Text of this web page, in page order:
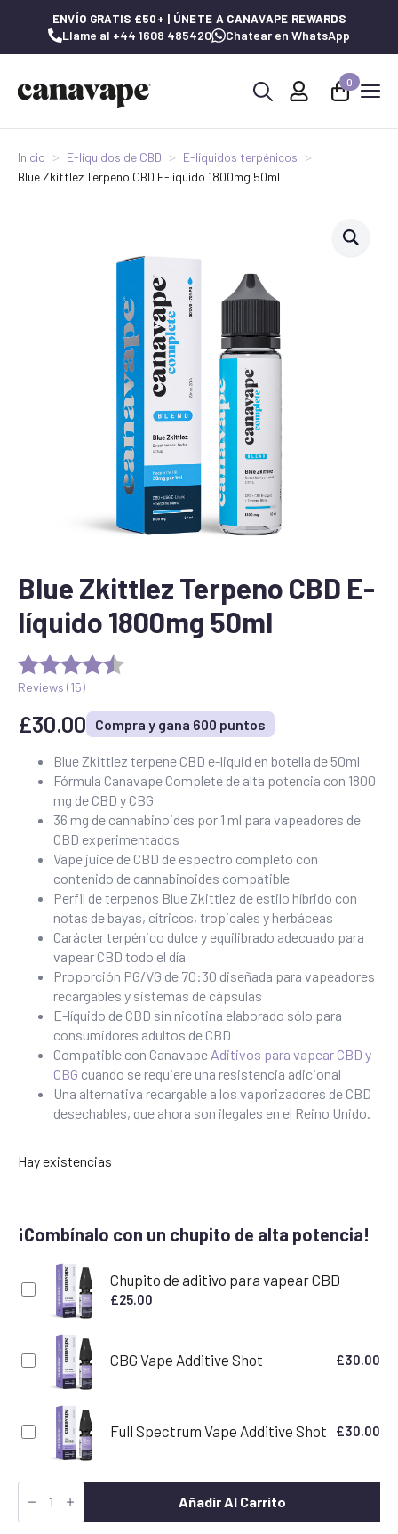
ENVÍO GRATIS £50+ | ÚNETE A CANAVAPE REWARDS
Llame al +44 1608 485420 Chatear en WhatsApp
0
Inicio E-líquidos de CBD
E-líquidos terpénicos
Blue Zkittlez Terpeno CBD E-líquido 1800mg 50ml
Blue Zkittlez Terpeno CBD E-
líquido 1800mg 50ml
Reviews (15)
£30.00 Compra y gana 600 puntos
Blue Zkittlez terpene CBD e-liquid en botella de 50ml
Fórmula Canavape Complete de alta potencia con 1800
mg de CBD y CBG
36 mg de cannabinoides por 1 ml para vapeadores de
CBD experimentados
Vape juice de CBD de espectro completo con
contenido de cannabinoides compatible
Perfil de terpenos Blue Zkittlez de estilo híbrido con
notas de bayas, cítricos, tropicales y herbáceas
Carácter terpénico dulce y equilibrado adecuado para
vapear CBD todo el día
Proporción PG/VG de 70:30 diseñada para vapeadores
recargables y sistemas de cápsulas
E-líquido de CBD sin nicotina elaborado sólo para
consumidores adultos de CBD
Compatible con Canavape Aditivos para vapear CBD y
CBG cuando se requiere una resistencia adicional
Una alternativa recargable a los vaporizadores de CBD
desechables, que ahora son ilegales en el Reino Unido.
Hay existencias
¡Combínalo con un chupito de alta potencia!
Chupito de aditivo para vapear CBD
£25.00
CBG Vape Additive Shot £30.00
Full Spectrum Vape Additive Shot £30.00
Blue
Zkittlez
Añadir Al Carrito